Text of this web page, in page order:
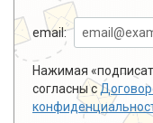
email:
Нажимая
согласны с